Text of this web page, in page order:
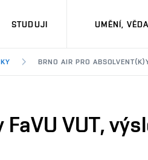
STUDUJI UMĚNÍ,
BRNO AIR PRO
VUT,